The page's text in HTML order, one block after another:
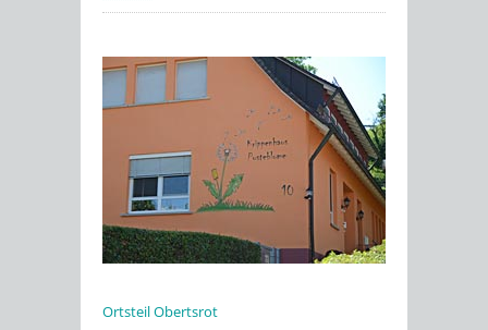
Ortsteil Obertsrot